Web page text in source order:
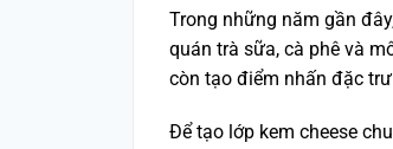
Trong những năm gần
quán trà sữa, cà phê và
còn tạo điểm nhấn đặc
Để tạo lớp kem cheese